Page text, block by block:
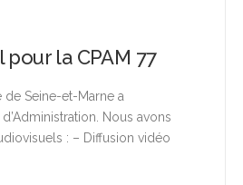
la CPAM 77
de Seine-et-Marne a
Nous avons
: – Diffusion vidéo